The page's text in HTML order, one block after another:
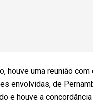
houve uma reunião
envolvidas, de
e houve a